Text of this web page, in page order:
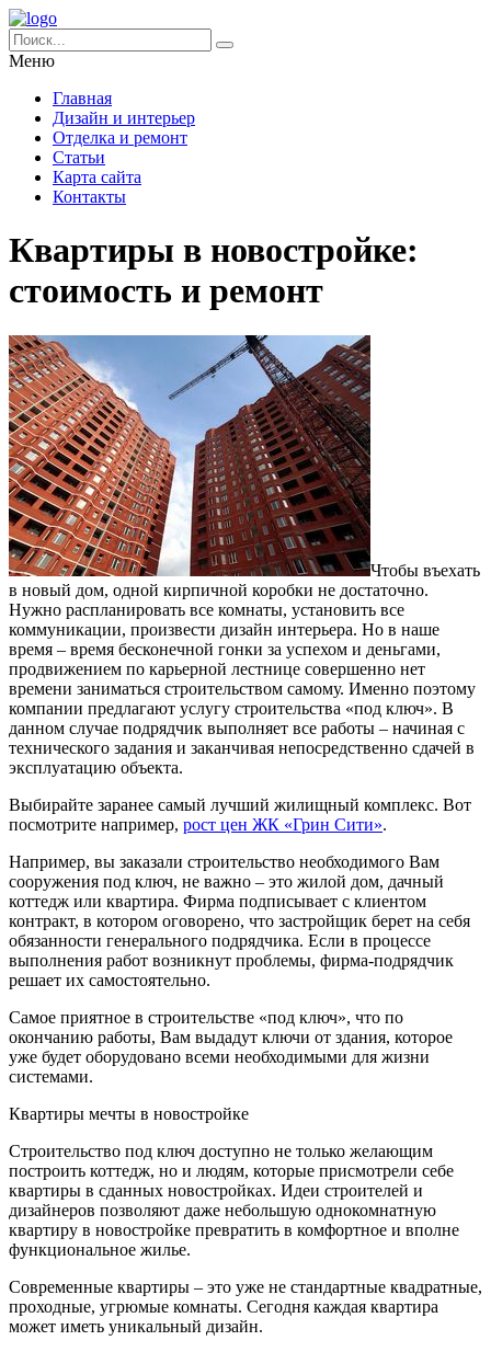
Меню
Главная
Дизайн и интерьер
Отделка и ремонт
Статьи
Карта сайта
Контакты
Квартиры в новостройке:
стоимость и ремонт
Чтобы въехать
в новый дом, одной кирпичной коробки не достаточно.
Нужно распланировать все комнаты, установить все
коммуникации, произвести дизайн интерьера. Но в наше
время – время бесконечной гонки за успехом и деньгами,
продвижением по карьерной лестнице совершенно нет
времени заниматься строительством самому. Именно поэтому
компании предлагают услугу строительства «под ключ». В
данном случае подрядчик выполняет все работы – начиная с
технического задания и заканчивая непосредственно сдачей в
эксплуатацию объекта.
Выбирайте заранее самый лучший жилищный комплекс. Вот
посмотрите например, рост цен ЖК «Грин Сити».
Например, вы заказали строительство необходимого Вам
сооружения под ключ, не важно – это жилой дом, дачный
коттедж или квартира. Фирма подписывает с клиентом
контракт, в котором оговорено, что застройщик берет на себя
обязанности генерального подрядчика. Если в процессе
выполнения работ возникнут проблемы, фирма-подрядчик
решает их самостоятельно.
Самое приятное в строительстве «под ключ», что по
окончанию работы, Вам выдадут ключи от здания, которое
уже будет оборудовано всеми необходимыми для жизни
системами.
Квартиры мечты в новостройке
Строительство под ключ доступно не только желающим
построить коттедж, но и людям, которые присмотрели себе
квартиры в сданных новостройках. Идеи строителей и
дизайнеров позволяют даже небольшую однокомнатную
квартиру в новостройке превратить в комфортное и вполне
функциональное жилье.
Современные квартиры – это уже не стандартные квадратные,
проходные, угрюмые комнаты. Сегодня каждая квартира
может иметь уникальный дизайн.